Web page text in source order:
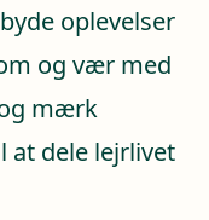
oplevelser
og vær med
mærk
at dele lejrlivet